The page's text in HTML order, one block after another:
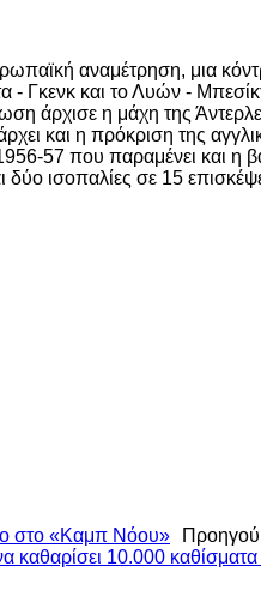
αναμέτρηση, μια
- Γκενκ και το Λυών -
άρχισε η μάχη της
και η πρόκριση της
57 που παραμένει και η
δύο ισοπαλίες σε 15
στο «Καμπ Νόου»
καθαρίσει 10.000